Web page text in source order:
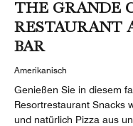
THE GRANDE
RESTAURANT
BAR
Amerikanisch
Genießen Sie in diesem
Resortrestaurant Snacks
und natürlich Pizza aus